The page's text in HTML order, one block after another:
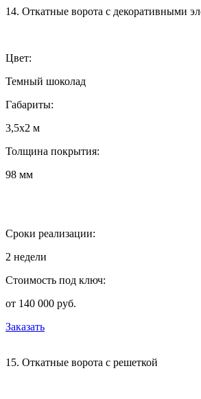
14. Откатные ворота с декоративными
Цвет:
Темный шоколад
Габариты:
3,5х2 м
Толщина покрытия:
98 мм
Сроки реализации:
2 недели
Стоимость под ключ:
от 140 000 руб.
Заказать
15. Откатные ворота с решеткой